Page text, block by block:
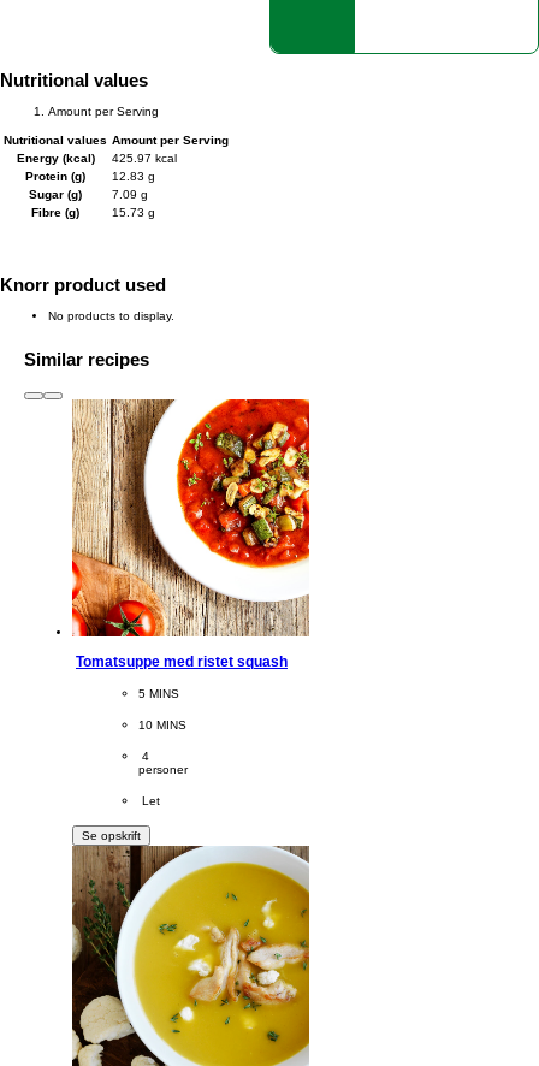
Nutritional values
Amount per Serving
Nutritional values Amount per Serving
Energy (kcal)
425.97 kcal
Protein (g)
12.83 g
Sugar (g)
7.09 g
Fibre (g)
15.73 g
Knorr product used
No products to display.
Similar recipes
1 to 3of 6
Tomatsuppe med ristet squash
CookingTime
5 MINS
PreparationTime
10 MINS
Servings
4
personer
Difficulty
Let
Se opskrift